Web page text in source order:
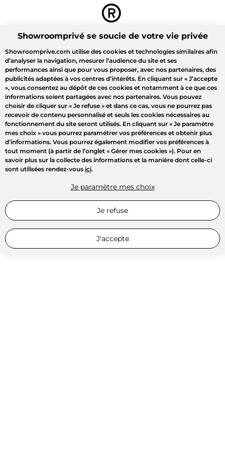
Showroomprivé se soucie de votre vie privée
Showroomprive.com utilise des cookies et technologies similaires afin
d’analyser la navigation, mesurer l’audience du site et ses
performances ainsi que pour vous proposer, avec nos partenaires, des
publicités adaptées à vos centres d’intérêts. En cliquant sur « J’accepte
», vous consentez au dépôt de ces cookies et notamment à ce que ces
informations soient partagées avec nos partenaires. Vous pouvez
choisir de cliquer sur « Je refuse » et dans ce cas, vous ne pourrez pas
recevoir de contenu personnalisé et seuls les cookies nécessaires au
fonctionnement du site seront utilisés. En cliquant sur « Je paramètre
mes choix » vous pourrez paramétrer vos préférences et obtenir plus
d’informations. Vous pourrez également modifier vos préférences à
tout moment (à partir de l’onglet « Gérer mes cookies »). Pour en
savoir plus sur la collecte des informations et la manière dont celle-ci
sont utilisées rendez-vous ici.
Je paramètre mes choix
Je refuse
J'accepte